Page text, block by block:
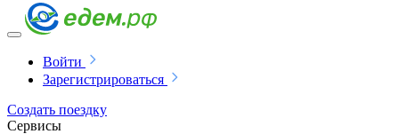
Войти
Зарегистрироваться
Создать поездку
Сервисы